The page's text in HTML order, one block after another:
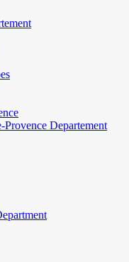
Provence Departement